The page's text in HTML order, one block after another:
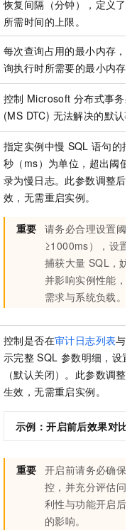
恢复间隔（分钟），定义了
所需时间的上限。
每次查询占用的最小内存，
询执行时所需要的最小内存
控制 Microsoft 分布式事务
(MS DTC) 无法解决的默认
指定实例中慢 SQL 语句的捕
秒（ms）为单位，超出阈值
录为慢日志。此参数调整后约
效，无需重启实例。
重要 请务必合理设置阈
≥1000ms），设置
捕获大量 SQL，妨
并影响实例性能，
需求与系统负载。
控制是否在审计日志列表与
示完整 SQL 参数明细，设置
（默认关闭）。此参数调整
生效，无需重启实例。
示例：开启前后效果对比
重要 开启前请务必确保
控，并充分评估问
利性与功能开启后
的影响。